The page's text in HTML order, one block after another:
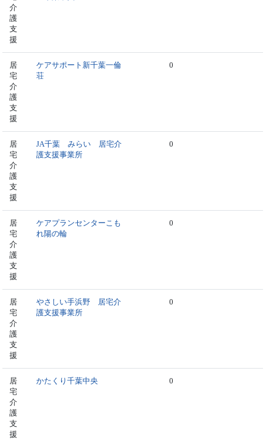
介
護
支
援
居
宅
介
護
支
援
ケアサポート新千葉一倫
荘
0
居
宅
介
護
支
援
JA千葉 みらい 居宅介
護支援事業所
0
居
宅
介
護
支
援
ケアプランセンターこも
れ陽の輪
0
居
宅
介
護
支
援
やさしい手浜野 居宅介
護支援事業所
0
居
宅
介
護
支
援
かたくり千葉中央 0